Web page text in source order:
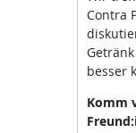
Contra
besser
Komm